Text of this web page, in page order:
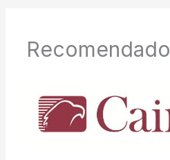
Recomendado